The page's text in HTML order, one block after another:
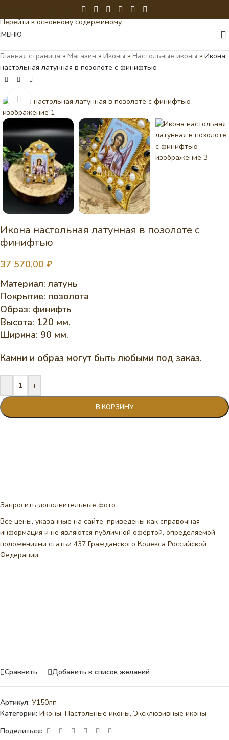
Перейти к основному содержимому
МЕНЮ
Главная страница » Магазин » Иконы » Настольные иконы » Икона
настольная латунная в позолоте с финифтью
Нажмите, чтобы увеличить
Икона настольная латунная в позолоте с
финифтью
37 570,00 ₽
Материал: латунь
Покрытие: позолота
Образ: финифть
Высота: 120 мм.
Ширина: 90 мм.
Камни и образ могут быть любыми под заказ.
- +
В КОРЗИНУ
Запросить дополнительные фото
Все цены, указанные на сайте, приведены как справочная
информация и не являются публичной офертой, определяемой
положениями статьи 437 Гражданского Кодекса Российской
Федерации.
Сравнить Добавить в список желаний
Артикул: У150лп
Категории: Иконы, Настольные иконы, Эксклюзивные иконы
Поделиться: